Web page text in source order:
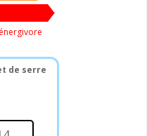
de serre